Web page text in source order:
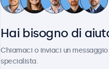
Hai bisogno di
Chiamaci o inviaci un
specialista.